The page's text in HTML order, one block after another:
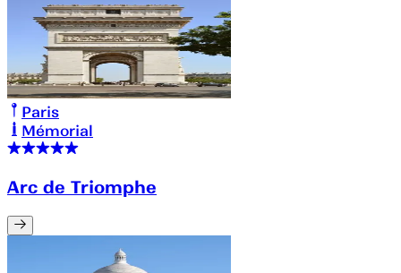
Paris
Mémorial
Arc de Triomphe